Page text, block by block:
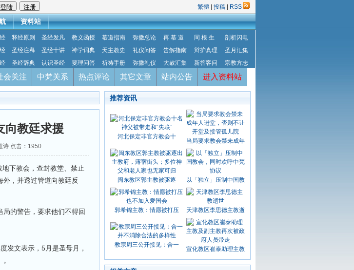
繁體 投稿 RSS
资料站
释经原则 圣经发凡 教义函授 慕道指南 弥撒总论 再 慕 道 同 根 生
剖析闪电
圣经注释 圣经十讲 神学词典 天主教史 礼仪问答 告解指南 辩护真理
圣月汇集
圣经辞典 认识圣经 要理问答 祈祷手册 弥撒礼仪 大赦汇集 新答客问 宗教方志
会关注 中梵关系 热点评论 其它文章 站内公告 进入资料站
向教廷求援
点击： 1950
下教会，查封教堂、禁止
，并透过管道向教廷反
的警告，要求他们不得回
发文表示，5月是圣母月，
推荐资讯
河北保定非官方教会十
当局要求教会禁未成年
闽东教区郭主教被驱逐 以「独立」压制中国教
郭希锦主教：情愿被打压 天津教区李思德主教逝
教宗周三公开接见：合一
宣化教区崔泰助理主教